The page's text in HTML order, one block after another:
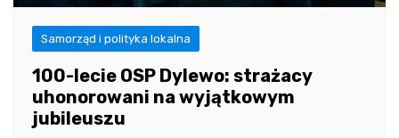
Samorząd i polityka lokalna
100-lecie OSP Dylewo: strażacy
uhonorowani na wyjątkowym
jubileuszu